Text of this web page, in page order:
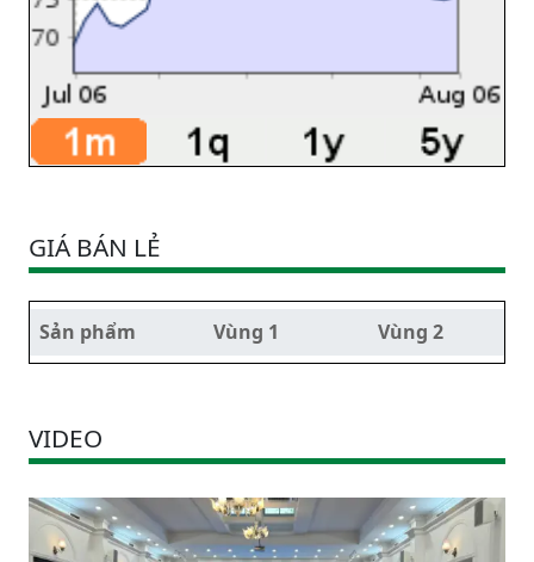
GIÁ BÁN LẺ
Sản phẩm Vùng 1 Vùng 2
VIDEO